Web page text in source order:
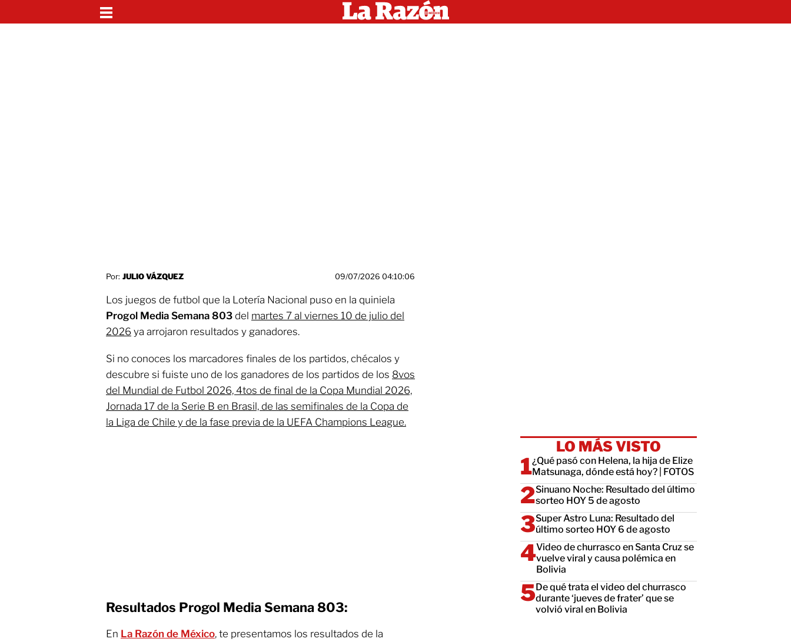
Por: JULIO VÁZQUEZ 09/07/2026 04:10:06
Los juegos de futbol que la Lotería Nacional puso en la quiniela
Progol Media Semana 803 del martes 7 al viernes 10 de julio del
2026 ya arrojaron resultados y ganadores.
Si no conoces los marcadores finales de los partidos, chécalos y
descubre si fuiste uno de los ganadores de los partidos de los 8vos
del Mundial de Futbol 2026, 4tos de final de la Copa Mundial 2026,
Jornada 17 de la Serie B en Brasil, de las semifinales de la Copa de
la Liga de Chile y de la fase previa de la UEFA Champions League.
Resultados Progol Media Semana 803:
En La Razón de México, te presentamos los resultados de la
LO MÁS VISTO
¿Qué pasó con Helena, la hija de Elize
Matsunaga, dónde está hoy? | FOTOS
Sinuano Noche: Resultado del último
sorteo HOY 5 de agosto
Super Astro Luna: Resultado del
último sorteo HOY 6 de agosto
Video de churrasco en Santa Cruz se
vuelve viral y causa polémica en
Bolivia
De qué trata el video del churrasco
durante ‘jueves de frater’ que se
volvió viral en Bolivia